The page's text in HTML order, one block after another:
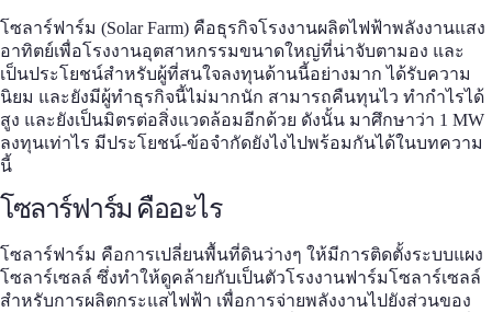
โซลาร์ฟาร์ม (Solar Farm) คือธุรกิจโรงงานผลิตไฟฟ้าพลังงานแสง
อาทิตย์เพื่อโรงงานอุตสาหกรรมขนาดใหญ่ที่น่าจับตามอง และ
เป็นประโยชน์สำหรับผู้ที่สนใจลงทุนด้านนี้อย่างมาก ได้รับความ
นิยม และยังมีผู้ทำธุรกิจนี้ไม่มากนัก สามารถคืนทุนไว ทำกำไรได้
สูง และยังเป็นมิตรต่อสิ่งแวดล้อมอีกด้วย ดังนั้น มาศึกษาว่า 1 MW
ลงทุนเท่าไร มีประโยชน์-ข้อจำกัดยังไงไปพร้อมกันได้ในบทความ
นี้
โซลาร์ฟาร์ม คืออะไร
โซลาร์ฟาร์ม คือการเปลี่ยนพื้นที่ดินว่างๆ ให้มีการติดตั้งระบบแผง
โซลาร์เซลล์ ซึ่งทำให้ดูคล้ายกับเป็นตัวโรงงานฟาร์มโซลาร์เซลล์
สำหรับการผลิตกระแสไฟฟ้า เพื่อการจ่ายพลังงานไปยังส่วนของ